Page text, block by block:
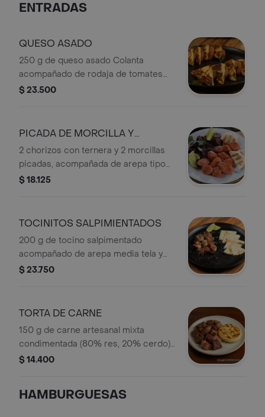
ENTRADAS
QUESO ASADO
250 g de queso asado Colanta
acompañado de rodaja de tomates
frescos y confitura de maracuyá.
$ 23.500
PICADA DE MORCILLA Y
CHORIZO
2 chorizos con ternera y 2 morcillas
picadas, acompañada de arepa tipo
media tela, papa al vapor y una rodaja
$ 18.125
TOCINITOS SALPIMIENTADOS
200 g de tocino salpimentado
acompañado de arepa media tela y
una rodaja de limón.
$ 23.750
TORTA DE CARNE
150 g de carne artesanal mixta
condimentada (80% res, 20% cerdo)
a la parrilla, acompañada de arepa
$ 14.400
HAMBURGUESAS